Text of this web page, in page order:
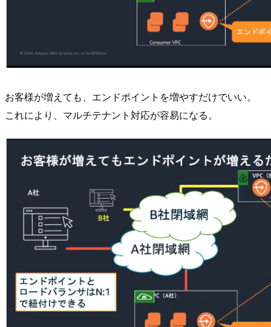
お客様が増えても、エンドポイントを増やすだけでいい。
これにより、マルチテナント対応が容易になる。